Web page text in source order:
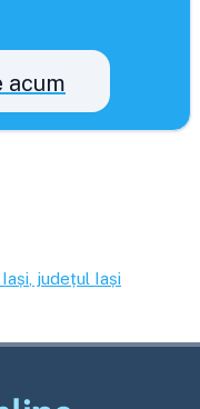
acum
Iași , județul Iași